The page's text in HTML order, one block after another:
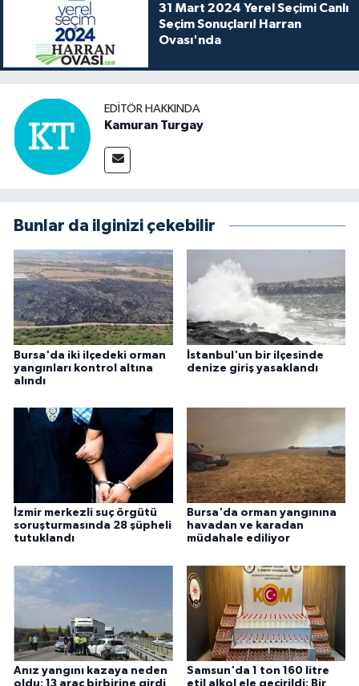
31 Mart 2024 Yerel Seçimi Canlı
Seçim Sonuçları! Harran
Ovası'nda
EDITÖR HAKKINDA
Kamuran Turgay
Bunlar da ilginizi çekebilir
Bursa'da iki ilçedeki orman
yangınları kontrol altına
alındı
İstanbul'un bir ilçesinde
denize giriş yasaklandı
İzmir merkezli suç örgütü
soruşturmasında 28 şüpheli
tutuklandı
Bursa'da orman yangınına
havadan ve karadan
müdahale ediliyor
Anız yangını kazaya neden
oldu: 13 araç birbirine girdi
Samsun'da 1 ton 160 litre
etil alkol ele geçirildi: Bir